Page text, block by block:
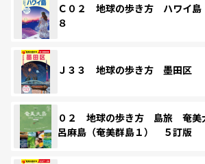
Ｃ０２ 地球の歩き方 ハワイ島
８
Ｊ３３ 地球の歩き方 墨田区
０２ 地球の歩き方 島旅 奄
呂麻島（奄美群島１） ５訂版